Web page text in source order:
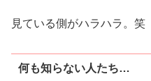
見ている側がハラハラ。笑
何も知らない人たち…